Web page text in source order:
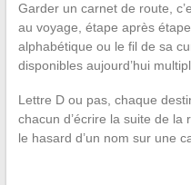
Garder un carnet de route,
au voyage, étape après
alphabétique ou le fil de sa
disponibles aujourd’hui
Lettre D ou pas, chaque
chacun d’écrire la suite de
le hasard d’un nom sur une